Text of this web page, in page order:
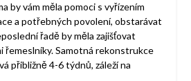
by vám měla pomoci s vyřízením
a potřebných povolení, obstarávat
řadě by měla zajišťovat
řemeslníky. Samotná rekonstrukce
přibližně 4-6 týdnů, záleží na